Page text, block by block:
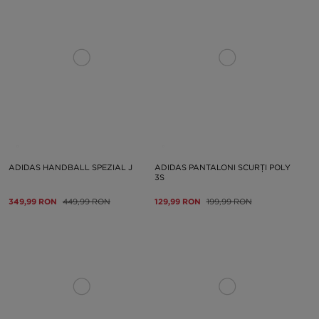
ADIDAS HANDBALL SPEZIAL J
349,99 RON 449,99 RON
ADIDAS PANTALONI SCURȚI POLY
3S
129,99 RON 199,99 RON